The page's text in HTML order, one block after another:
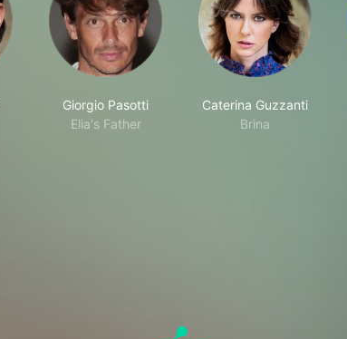
Giorgio Pasotti
Elia's Father
Caterina Guzzanti
Brina